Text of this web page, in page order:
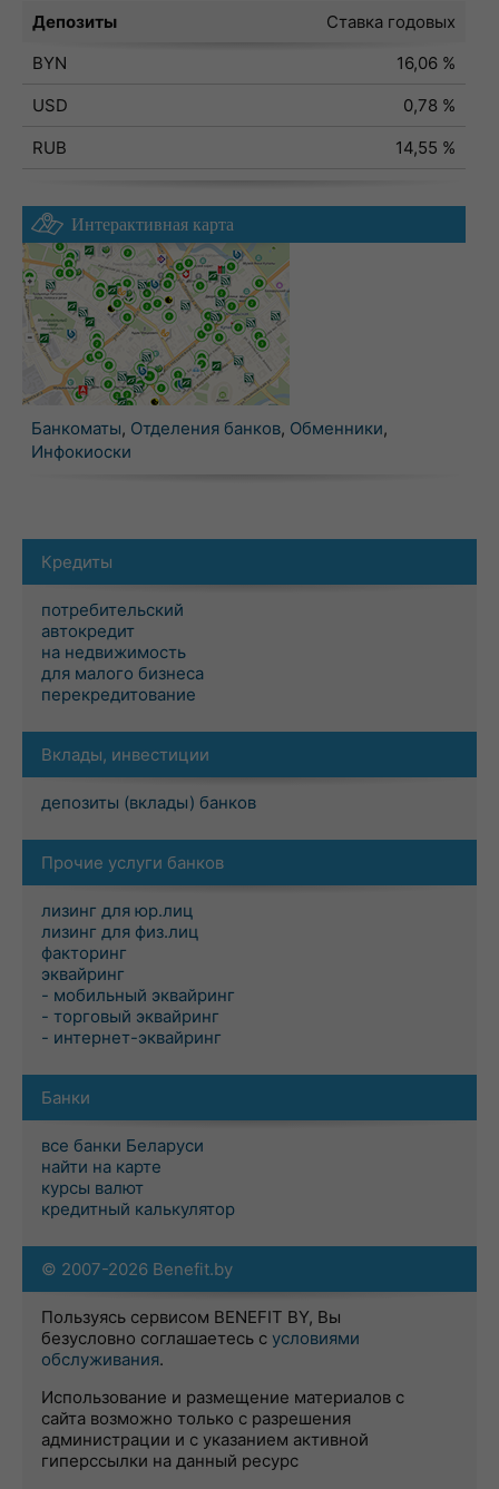
Депозиты
Ставка годовых
BYN
16,06 %
USD
0,78 %
RUB
14,55 %
Интерактивная карта
Банкоматы, Отделения банков, Обменники,
Инфокиоски
Кредиты
потребительский
автокредит
на недвижимость
для малого бизнеса
перекредитование
Вклады, инвестиции
депозиты (вклады) банков
Прочие услуги банков
лизинг для юр.лиц
лизинг для физ.лиц
факторинг
эквайринг
- мобильный эквайринг
- торговый эквайринг
- интернет-эквайринг
Банки
все банки Беларуси
найти на карте
курсы валют
кредитный калькулятор
© 2007-2026 Benefit.by
Пользуясь сервисом BENEFIT BY, Вы
безусловно соглашаетесь с условиями
обслуживания.
Использование и размещение материалов с
сайта возможно только с разрешения
администрации и с указанием активной
гиперссылки на данный ресурс